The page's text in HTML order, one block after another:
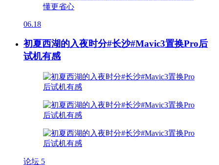
06.18
初夏西湖的入夜时分#长沙#Mavic3置换Pro后
试机有感
论坛 5